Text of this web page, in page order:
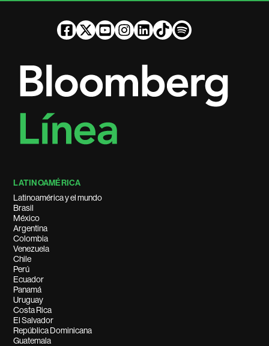
LATINOAMÉRICA
Latinoamérica y el mundo
Brasil
México
Argentina
Colombia
Venezuela
Chile
Perú
Ecuador
Panamá
Uruguay
Costa Rica
El Salvador
República Dominicana
Guatemala